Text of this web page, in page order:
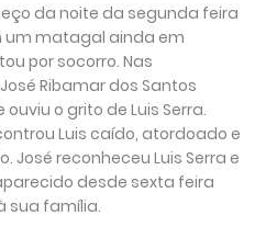
da noite da segunda feira
um matagal ainda em
por socorro. Nas
Ribamar dos Santos
o grito de Luis Serra.
Luis caído, atordoado e
reconheceu Luis Serra e
desde sexta feira
sua família.